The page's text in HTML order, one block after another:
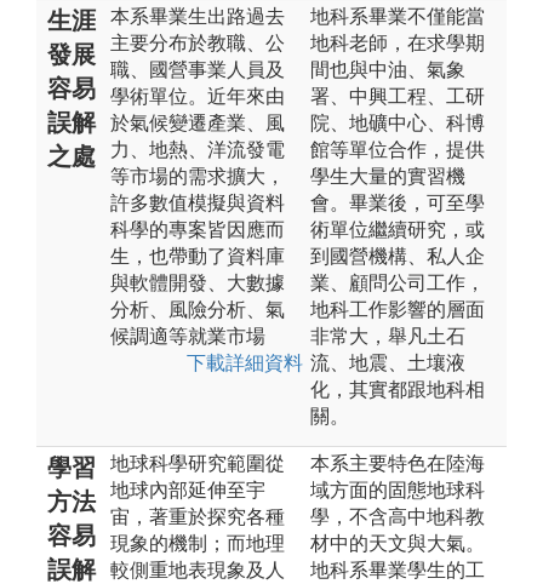
生涯
發展
容易
誤解
之處
本系畢業生出路過去
主要分布於教職、公
職、國營事業人員及
學術單位。近年來由
於氣候變遷產業、風
力、地熱、洋流發電
等市場的需求擴大，
許多數值模擬與資料
科學的專案皆因應而
生，也帶動了資料庫
與軟體開發、大數據
分析、風險分析、氣
候調適等就業市場
下載詳細資料
地科系畢業不僅能當
地科老師，在求學期
間也與中油、氣象
署、中興工程、工研
院、地礦中心、科博
館等單位合作，提供
學生大量的實習機
會。畢業後，可至學
術單位繼續研究，或
到國營機構、私人企
業、顧問公司工作，
地科工作影響的層面
非常大，舉凡土石
流、地震、土壤液
化，其實都跟地科相
關。
學習
方法
容易
誤解
地球科學研究範圍從
地球內部延伸至宇
宙，著重於探究各種
現象的機制；而地理
較側重地表現象及人
本系主要特色在陸海
域方面的固態地球科
學，不含高中地科教
材中的天文與大氣。
地科系畢業學生的工